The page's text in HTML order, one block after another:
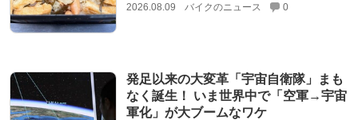
2026.08.09 バイクのニュース 0
発足以来の大変革「宇宙自衛隊」まも
なく誕生！ いま世界中で「空軍→宇宙
軍化」が大ブームなワケ